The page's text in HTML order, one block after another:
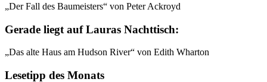
„Der Fall des Baumeisters“ von Peter Ackroyd
Gerade liegt auf Lauras Nachttisch:
„Das alte Haus am Hudson River“ von Edith Wharton
Lesetipp des Monats